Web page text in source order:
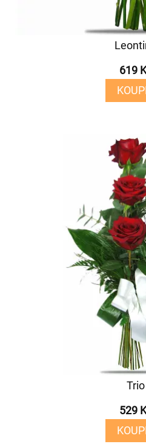
619
Trio
529